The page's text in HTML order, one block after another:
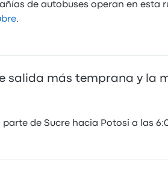
de autobuses operan en esta
.
salida más temprana y la
de Sucre hacia Potosi a las